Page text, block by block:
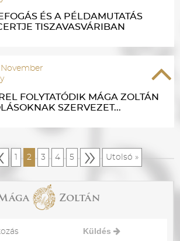
ÉS A PÉLDAMUTATÁS
TISZAVASVÁRIBAN
November
FOLYTATÓDIK MÁGA ZOLTÁN
SZERVEZET...
2 3 4 5 » Utolsó »
Küldés